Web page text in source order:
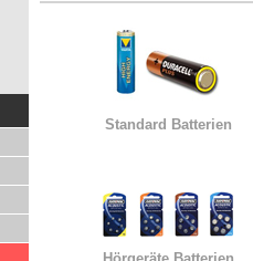
Standard Batterien